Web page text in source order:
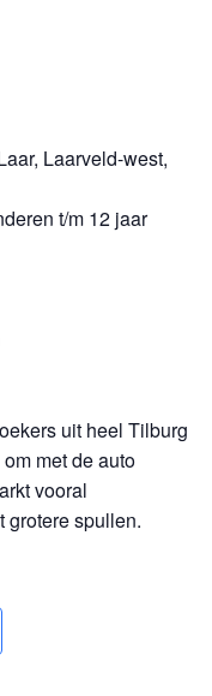
Laarveld-west,
t/m 12 jaar
uit heel Tilburg
met de auto
vooral
grotere spullen.